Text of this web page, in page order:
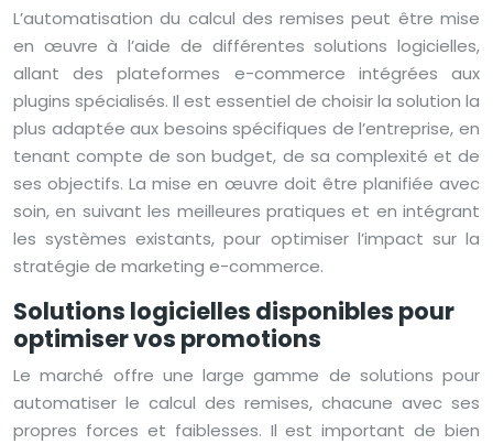
L’automatisation du calcul des remises peut être mise
en œuvre à l’aide de différentes solutions logicielles,
allant des plateformes e-commerce intégrées aux
plugins spécialisés. Il est essentiel de choisir la solution la
plus adaptée aux besoins spécifiques de l’entreprise, en
tenant compte de son budget, de sa complexité et de
ses objectifs. La mise en œuvre doit être planifiée avec
soin, en suivant les meilleures pratiques et en intégrant
les systèmes existants, pour optimiser l’impact sur la
stratégie de marketing e-commerce.
Solutions logicielles disponibles pour
optimiser vos promotions
Le marché offre une large gamme de solutions pour
automatiser le calcul des remises, chacune avec ses
propres forces et faiblesses. Il est important de bien